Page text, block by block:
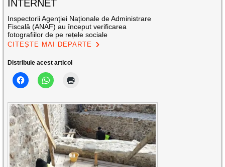
INTERNET
Inspectorii Agenției Naționale de Administrare
Fiscală (ANAF) au început verificarea
fotografiilor de pe rețele sociale
CITEȘTE MAI DEPARTE
Distribuie acest articol